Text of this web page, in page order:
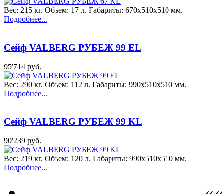
Вес: 215 кг. Объем: 17 л. Габариты: 670x510x510 мм.
Подробнее...
Сейф VALBERG РУБЕЖ 99 EL
95'714 руб.
Вес: 290 кг. Объем: 112 л. Габариты: 990x510x510 мм.
Подробнее...
Сейф VALBERG РУБЕЖ 99 KL
90'239 руб.
Вес: 219 кг. Объем: 120 л. Габариты: 990x510x510 мм.
Подробнее...